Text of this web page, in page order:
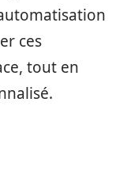
ces
tout en